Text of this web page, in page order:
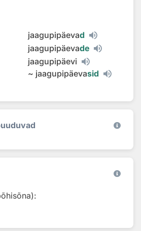
jaagupipäevad
jaagupipäevade
jaagupipäevi
~ jaagupipäevasid